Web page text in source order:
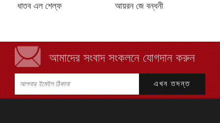
ধাতব এল শেল্ফ আয়রন জে বন্ধনী
আমাদের সংবাদ সংকলনে যোগদান করুন